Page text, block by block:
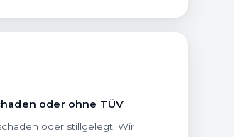
oder ohne TÜV
oder stillgelegt: Wir